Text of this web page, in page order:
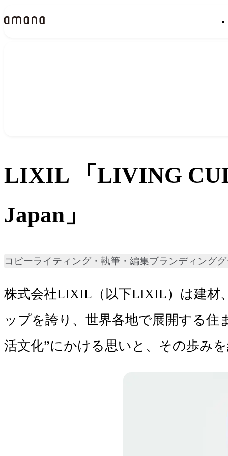
LIXIL 「LIVING
Japan」
コピーライティング・執筆・編集ブランディング
株式会社LIXIL（以下LIXIL）は建材
ップを誇り、世界各地で展開する
活文化”にかける思いと、その歩み